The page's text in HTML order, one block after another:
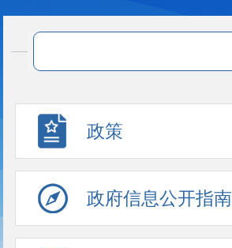
政策
政府信息公开指南